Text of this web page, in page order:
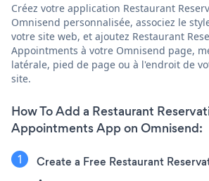
Créez votre application Restaurant
Omnisend personnalisée, associez le
votre site web, et ajoutez Restaurant
Appointments à votre Omnisend page,
latérale, pied de page ou à l'endroit de
site.
How To Add a Restaurant
Appointments App on Omnisend:
Create a Free Restaurant